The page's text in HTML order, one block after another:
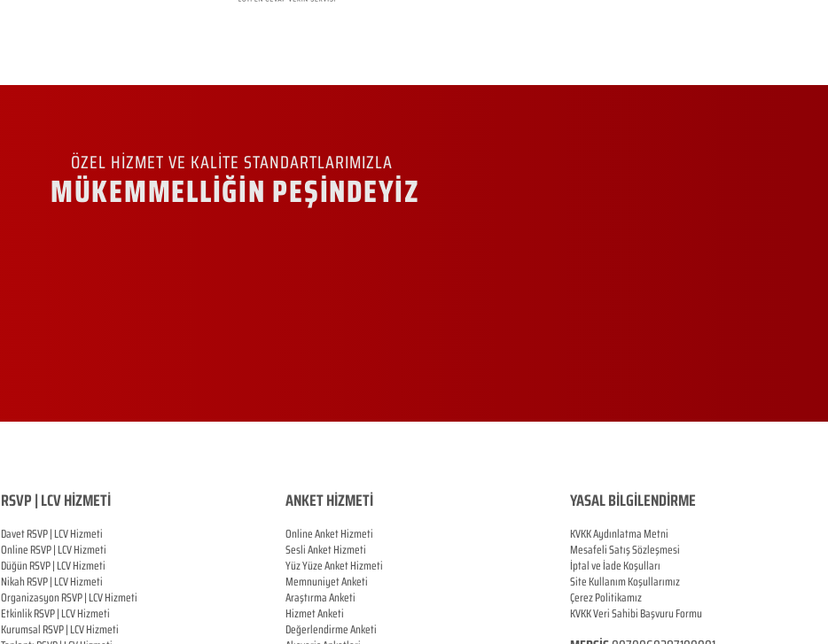
ÖZEL HİZMET VE KALİTE STANDARTLARIMIZLA
MÜKEMMELLİĞİN PEŞİNDEYİZ
RSVP | LCV HİZMETİ
Davet RSVP | LCV Hizmeti
OnlineRSVP |LCV Hizmeti
DüğünRSVP |LCV Hizmeti
NikahRSVP |LCV Hizmeti
OrganizasyonRSVP |LCV Hizmeti
EtkinlikRSVP |LCV Hizmeti
KurumsalRSVP |LCV Hizmeti
ANKET HİZMETİ
Online Anket Hizmeti
Sesli Anket Hizmeti
Yüz Yüze Anket Hizmeti
Memnuniyet Anketi
Araştırma Anketi
Hizmet Anketi
Değerlendirme Anketi
YASAL BİLGİLENDİRME
KVKK Aydınlatma Metni
Mesafeli Satış Sözleşmesi
İptal ve İade Koşulları
Site Kullanım Koşullarımız
Çerez Politikamız
KVKK Veri Sahibi Başvuru Formu